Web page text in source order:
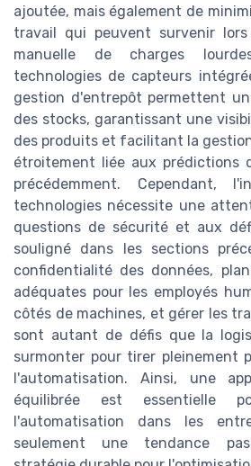
ajoutée, mais également de
travail qui peuvent survenir
manuelle de charges
technologies de capteurs
gestion d'entrepôt permettent
des stocks, garantissant une
des produits et facilitant la
étroitement liée aux prédictions
précédemment. Cependant,
technologies nécessite une
questions de sécurité et aux
souligné dans les sections
confidentialité des données,
adéquates pour les employés
côtés de machines, et gérer les
sont autant de défis que la
surmonter pour tirer pleinement
l'automatisation. Ainsi, une
équilibrée est essentielle
l'automatisation dans les
seulement une tendance